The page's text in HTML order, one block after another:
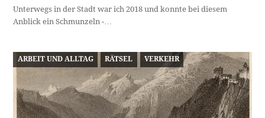
Unterwegs in der Stadt war ich 2018 und konnte bei diesem
Anblick ein Schmunzeln -…
ARBEIT UND ALLTAG RÄTSEL VERKEHR